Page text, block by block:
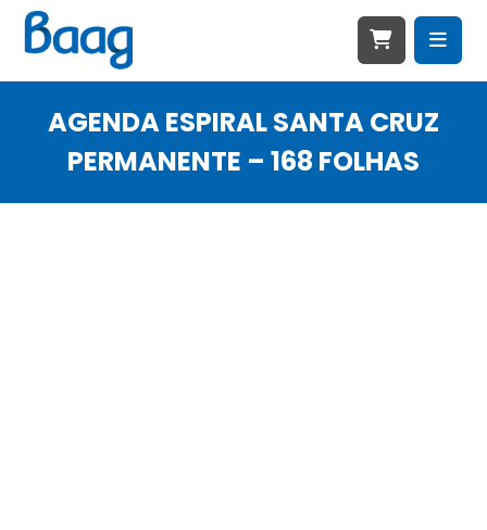
AGENDA ESPIRAL SANTA CRUZ
PERMANENTE – 168 FOLHAS